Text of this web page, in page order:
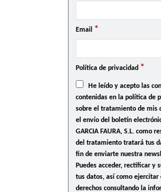
Email *
Política de privacidad *
He leído y acepto las
contenidas en la política de
sobre el tratamiento de mis
el envío del boletín
GARCIA FAURA, S.L. como
del tratamiento tratará tus
fin de enviarte nuestra
Puedes acceder, rectificar y
tus datos, así como ejercitar
derechos consultando la